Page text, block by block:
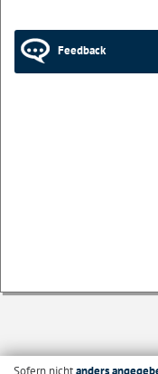
Feedback
Sofern nichtanders